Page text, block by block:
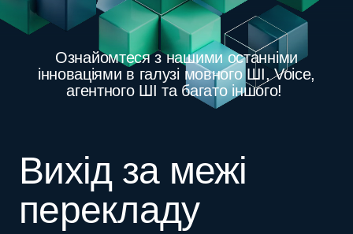
Ознайомтеся з нашими останніми
інноваціями в галузі мовного ШІ, Voice,
агентного ШІ та багато іншого!
Вихід за межі
перекладу